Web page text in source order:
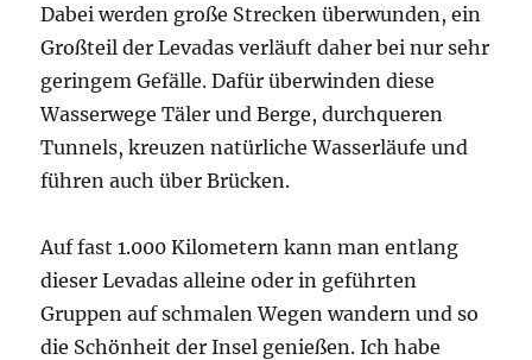
Dabei werden große Strecken überwunden, ein
Großteil der Levadas verläuft daher bei nur sehr
geringem Gefälle. Dafür überwinden diese
Wasserwege Täler und Berge, durchqueren
Tunnels, kreuzen natürliche Wasserläufe und
führen auch über Brücken.
Auf fast 1.000 Kilometern kann man entlang
dieser Levadas alleine oder in geführten
Gruppen auf schmalen Wegen wandern und so
die Schönheit der Insel genießen. Ich habe